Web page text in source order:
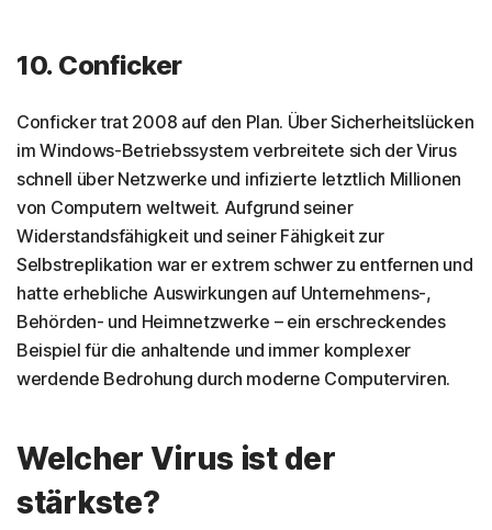
10. Conficker
Conficker trat 2008 auf den Plan. Über Sicherheitslücken
im Windows-Betriebssystem verbreitete sich der Virus
schnell über Netzwerke und infizierte letztlich Millionen
von Computern weltweit. Aufgrund seiner
Widerstandsfähigkeit und seiner Fähigkeit zur
Selbstreplikation war er extrem schwer zu entfernen und
hatte erhebliche Auswirkungen auf Unternehmens-,
Behörden- und Heimnetzwerke – ein erschreckendes
Beispiel für die anhaltende und immer komplexer
werdende Bedrohung durch moderne Computerviren.
Welcher Virus ist der
stärkste?